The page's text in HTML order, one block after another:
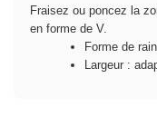
Fraisez ou poncez la
en forme de V.
Forme de
Largeur :